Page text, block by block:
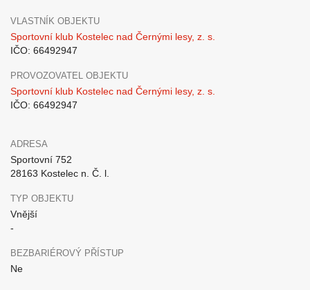
VLASTNÍK OBJEKTU
Sportovní klub Kostelec nad Černými lesy, z. s.
IČO: 66492947
PROVOZOVATEL OBJEKTU
Sportovní klub Kostelec nad Černými lesy, z. s.
IČO: 66492947
ADRESA
Sportovní 752
28163 Kostelec n. Č. l.
TYP OBJEKTU
Vnější
-
BEZBARIÉROVÝ PŘÍSTUP
Ne